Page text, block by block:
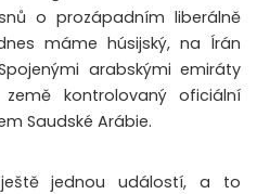
o prozápadním liberálně
máme húsijský, na Írán
arabskými emiráty
kontrolovaný oficiální
Saudské Arábie.
ještě jednou událostí, a to